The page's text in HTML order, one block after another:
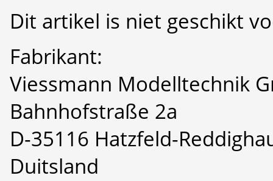
Dit artikel is niet geschikt
Fabrikant:
Viessmann Modelltechnik
Bahnhofstraße 2a
D-35116 Hatzfeld-
Duitsland